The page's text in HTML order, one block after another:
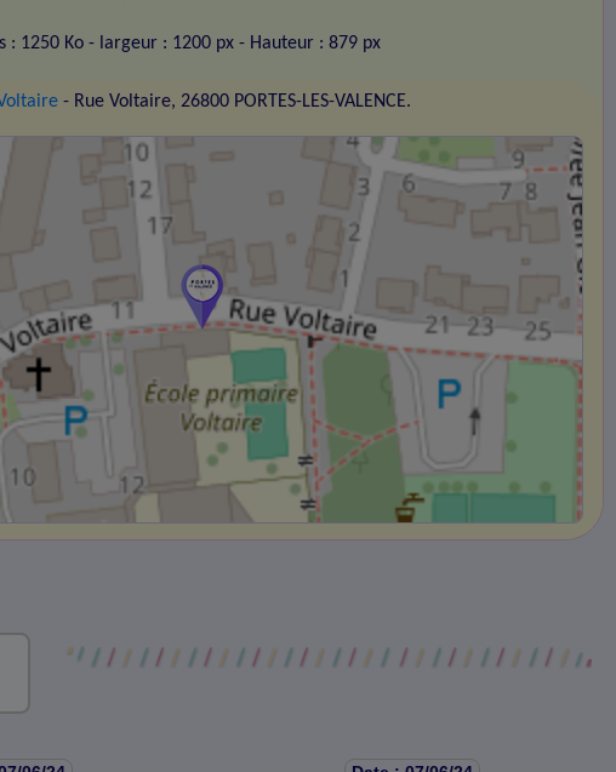
: 1250 Ko - largeur : 1200 px - Hauteur : 879 px
- Rue Voltaire, 26800 PORTES-LES-VALENCE.